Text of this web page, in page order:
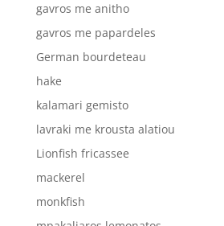
gavros me anitho
gavros me papardeles
German bourdeteau
hake
kalamari gemisto
lavraki me krousta alatiou
Lionfish fricassee
mackerel
monkfish